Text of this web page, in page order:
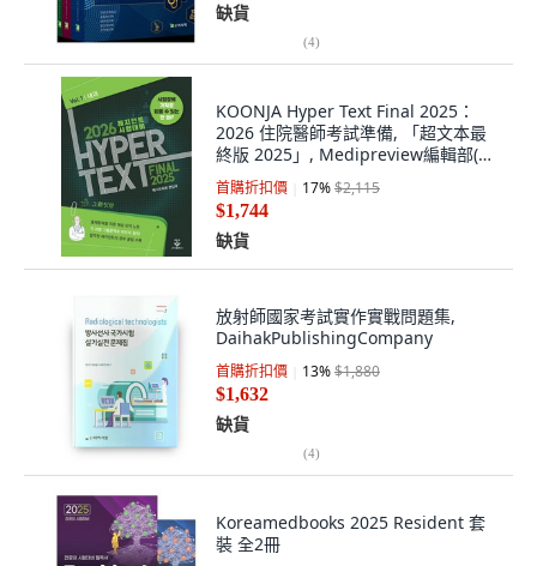
缺貨
(4)
KOONJA Hyper Text Final 2025：
2026 住院醫師考試準備, 「超文本最
終版 2025」, Medipreview編輯部(作
者)
首購折扣價 17%$2,115
$1,744
缺貨
放射師國家考試實作實戰問題集,
DaihakPublishingCompany
首購折扣價 13%$1,880
$1,632
缺貨
(4)
Koreamedbooks 2025 Resident 套
裝 全2冊